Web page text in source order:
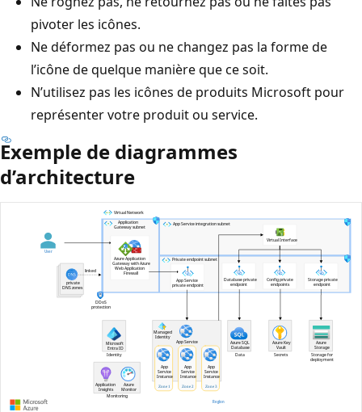
pivoter les icônes.
Ne déformez pas ou ne changez pas la forme de
l’icône de quelque manière que ce soit.
N’utilisez pas les icônes de produits Microsoft pour
représenter votre produit ou service.
Exemple de diagrammes
d’architecture